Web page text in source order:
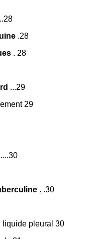
..28
.28
. 28
...29
29
....30
. .30
liquide pleural 30